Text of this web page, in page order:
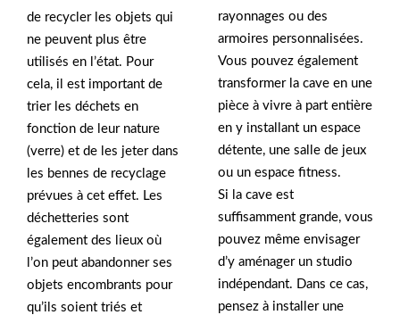
de recycler les objets qui
ne peuvent plus être
utilisés en l’état. Pour
cela, il est important de
trier les déchets en
fonction de leur nature
(verre) et de les jeter dans
les bennes de recyclage
prévues à cet effet. Les
déchetteries sont
également des lieux où
l’on peut abandonner ses
objets encombrants pour
qu’ils soient triés et
rayonnages ou des
armoires personnalisées.
Vous pouvez également
transformer la cave en une
pièce à vivre à part entière
en y installant un espace
détente, une salle de jeux
ou un espace fitness.
Si la cave est
suffisamment grande, vous
pouvez même envisager
d’y aménager un studio
indépendant. Dans ce cas,
pensez à installer une